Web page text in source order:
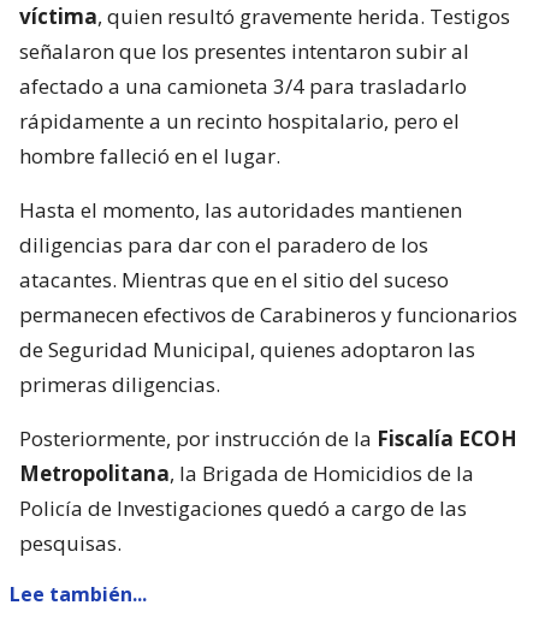
víctima, quien resultó gravemente herida. Testigos
señalaron que los presentes intentaron subir al
afectado a una camioneta 3/4 para trasladarlo
rápidamente a un recinto hospitalario, pero el
hombre falleció en el lugar.
Hasta el momento, las autoridades mantienen
diligencias para dar con el paradero de los
atacantes. Mientras que en el sitio del suceso
permanecen efectivos de Carabineros y funcionarios
de Seguridad Municipal, quienes adoptaron las
primeras diligencias.
Posteriormente, por instrucción de la Fiscalía ECOH
Metropolitana, la Brigada de Homicidios de la
Policía de Investigaciones quedó a cargo de las
pesquisas.
Lee también...